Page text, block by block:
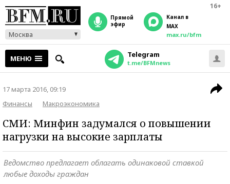
16+
Москва
прямой
эфир
Канал в
MAX
max.ru/bfm
МЕНЮ Telegram
t.me/BFMnews
17 марта 2016, 09:19
Финансы
Макроэкономика
СМИ: Минфин задумался о повышении
нагрузки на высокие зарплаты
Ведомство предлагает облагать одинаковой ставкой
любые доходы граждан